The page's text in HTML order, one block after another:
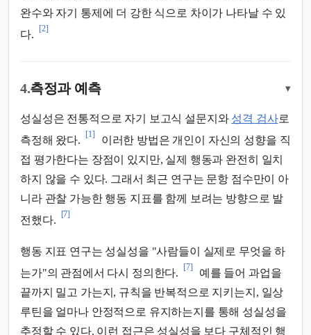
완수와 자기 통제에 더 강한 식으로 차이가 나타날 수 있
다.
[2]
4.측정과 예측 ▾
성실성은 전통적으로 자기 보고식 설문지와 성격 검사로
측정해 왔다.
[1]
이러한 방법은 개인이 자신의 성향을 직
접 평가한다는 장점이 있지만, 실제 행동과 완전히 일치
하지 않을 수 있다. 그래서 최근 연구는 문항 점수만이 아
니라 관찰 가능한 행동 지표를 함께 보려는 방향으로 발
전했다.
[7]
행동 지표 연구는 성실성을 "사람들이 실제로 무엇을 하
는가"의 관점에서 다시 정의한다.
[7]
예를 들어 과업을
끝까지 밀고 가는지, 규칙을 반복적으로 지키는지, 일상
루틴을 얼마나 안정적으로 유지하는지를 통해 성실성을
추정할 수 있다. 이런 접근은 성실성을 보다 구체적인 행